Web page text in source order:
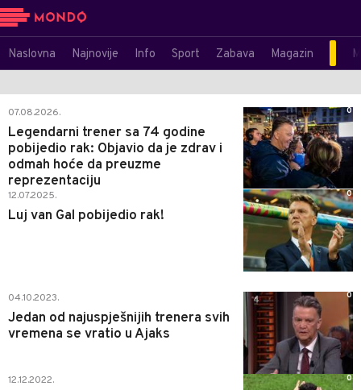
Naslovna Najnovije Info Sport Zabava Magazin
07.08.2026.
Legendarni trener sa 74 godine
pobijedio rak: Objavio da je zdrav i
odmah hoće da preuzme
reprezentaciju
0
12.07.2025.
Luj van Gal pobijedio rak!
0
04.10.2023.
Jedan od najuspješnijih trenera svih
vremena se vratio u Ajaks
0
12.12.2022. 0